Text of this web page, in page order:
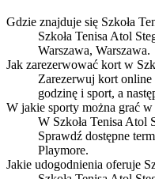
Gdzie znajduje się Szkoła
Szkoła Tenisa Atol
Warszawa, Warszawa.
Jak zarezerwować kort w
Zarezerwuj kort online
godzinę i sport, a
W jakie sporty można grać
W Szkoła Tenisa Atol
Sprawdź dostępne
Playmore.
Jakie udogodnienia oferuje